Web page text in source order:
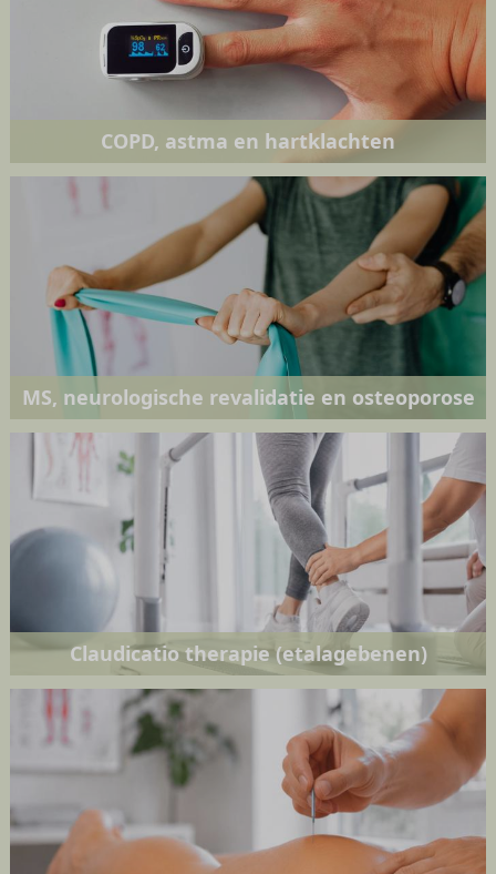
COPD, astma en hartklachten
MS, neurologische revalidatie en osteoporose
Claudicatio therapie (etalagebenen)